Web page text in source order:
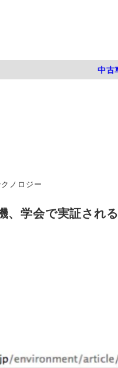
中古
クノロジー
、学会で実証さ